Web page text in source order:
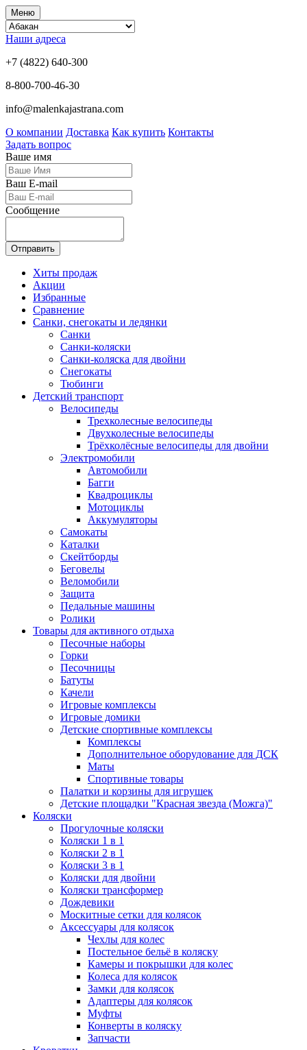
Меню
Наши адреса
+7 (4822) 640-300
8-800-700-46-30
info@malenkajastrana.com
О компании Доставка Как купить Контакты
Задать вопрос
Ваше имя
Ваш E-mail
Сообщение
Отправить
Хиты продаж
Акции
Избранные
Сравнение
Санки, снегокаты и ледянки
Санки
Санки-коляски
Санки-коляска для двойни
Снегокаты
Тюбинги
Детский транспорт
Велосипеды
Трехколесные велосипеды
Двухколесные велосипеды
Трёхколёсные велосипеды для двойни
Электромобили
Автомобили
Багги
Квадроциклы
Мотоциклы
Аккумуляторы
Самокаты
Каталки
Скейтборды
Беговелы
Веломобили
Защита
Педальные машины
Ролики
Товары для активного отдыха
Песочные наборы
Горки
Песочницы
Батуты
Качели
Игровые комплексы
Игровые домики
Детские спортивные комплексы
Комплексы
Дополнительное оборудование для ДСК
Маты
Спортивные товары
Палатки и корзины для игрушек
Детские площадки "Красная звезда (Можга)"
Коляски
Прогулочные коляски
Коляски 1 в 1
Коляски 2 в 1
Коляски 3 в 1
Коляски для двойни
Коляски трансформер
Дождевики
Москитные сетки для колясок
Аксессуары для колясок
Чехлы для колес
Постельное бельё в коляску
Камеры и покрышки для колес
Колеса для колясок
Замки для колясок
Адаптеры для колясок
Муфты
Конверты в коляску
Запчасти